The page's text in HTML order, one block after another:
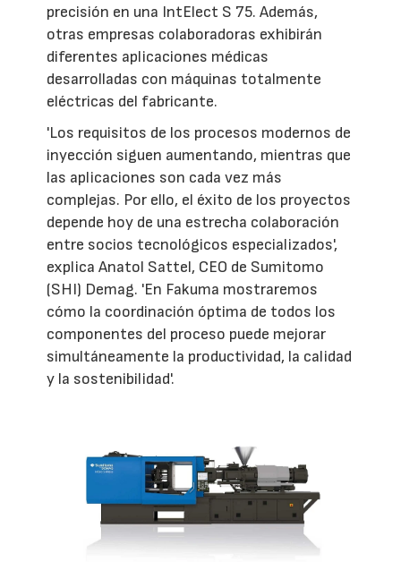
precisión en una IntElect S 75. Además,
otras empresas colaboradoras exhibirán
diferentes aplicaciones médicas
desarrolladas con máquinas totalmente
eléctricas del fabricante.
'Los requisitos de los procesos modernos de
inyección siguen aumentando, mientras que
las aplicaciones son cada vez más
complejas. Por ello, el éxito de los proyectos
depende hoy de una estrecha colaboración
entre socios tecnológicos especializados',
explica Anatol Sattel, CEO de Sumitomo
(SHI) Demag. 'En Fakuma mostraremos
cómo la coordinación óptima de todos los
componentes del proceso puede mejorar
simultáneamente la productividad, la calidad
y la sostenibilidad'.